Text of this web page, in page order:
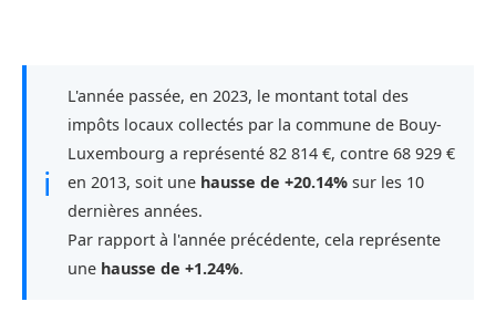
ℹ
L'année passée, en 2023, le montant total des
impôts locaux collectés par la commune de Bouy-
Luxembourg a représenté 82 814 €, contre 68 929 €
en 2013, soit une hausse de +20.14% sur les 10
dernières années.
Par rapport à l'année précédente, cela représente
une hausse de +1.24%.